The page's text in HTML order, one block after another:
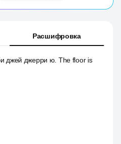
Расшифровка
джей джерри ю. The floor is